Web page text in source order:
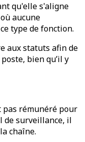
qu'elle s'aligne
aucune
type de fonction.
aux statuts afin de
bien qu’il y
pas rémunéré pour
de surveillance, il
chaîne.